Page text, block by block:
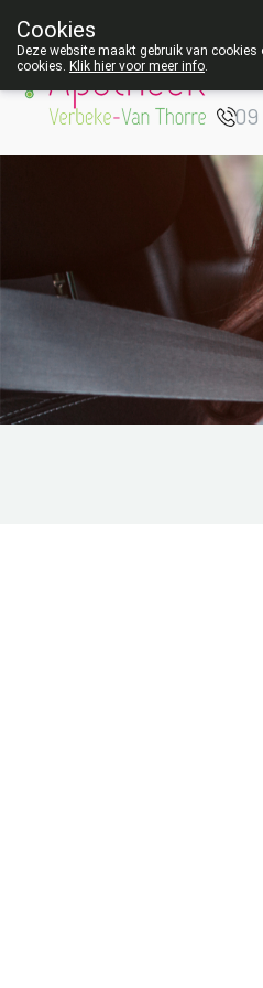
09
Cookies
Deze website maakt gebruik van
cookies. Klik hier voor meer info.